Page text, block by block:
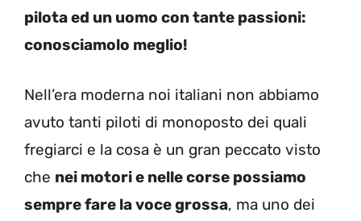
pilota ed un uomo con tante passioni:
conosciamolo meglio!
Nell’era moderna noi italiani non abbiamo
avuto tanti piloti di monoposto dei quali
fregiarci e la cosa è un gran peccato visto
che nei motori e nelle corse possiamo
sempre fare la voce grossa, ma uno dei